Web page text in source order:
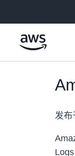
发布